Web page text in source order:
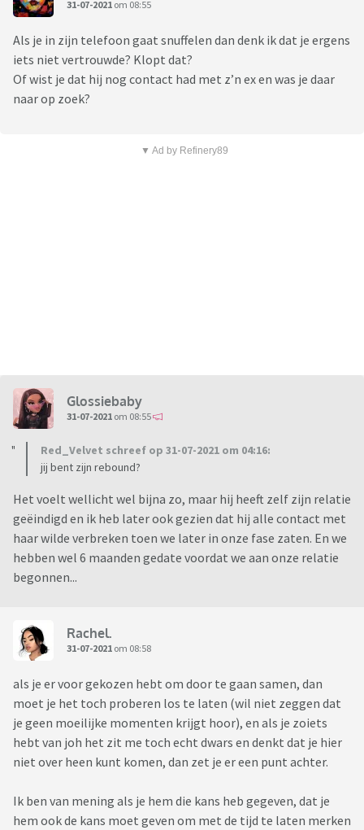
31-07-2021 om 08:55
Als je in zijn telefoon gaat snuffelen dan denk ik dat je ergens
iets niet vertrouwde? Klopt dat?
Of wist je dat hij nog contact had met z’n ex en was je daar
naar op zoek?
▼ Ad by Refinery89
Glossiebaby
31-07-2021 om 08:55
Red_Velvet schreef op 31-07-2021 om 04:16:
jij bent zijn rebound?
Het voelt wellicht wel bijna zo, maar hij heeft zelf zijn relatie
geëindigd en ik heb later ook gezien dat hij alle contact met
haar wilde verbreken toen we later in onze fase zaten. En we
hebben wel 6 maanden gedate voordat we aan onze relatie
begonnen...
Rachel.
31-07-2021 om 08:58
als je er voor gekozen hebt om door te gaan samen, dan
moet je het toch proberen los te laten (wil niet zeggen dat
je geen moeilijke momenten krijgt hoor), en als je zoiets
hebt van joh het zit me toch echt dwars en denkt dat je hier
niet over heen kunt komen, dan zet je er een punt achter.
Ik ben van mening als je hem die kans heb gegeven, dat je
hem ook de kans moet geven om met de tijd te laten merken